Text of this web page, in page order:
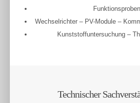
Funktionsproben
Wechselrichter – PV-Module –
Kunststoffuntersuchung –
Technischer